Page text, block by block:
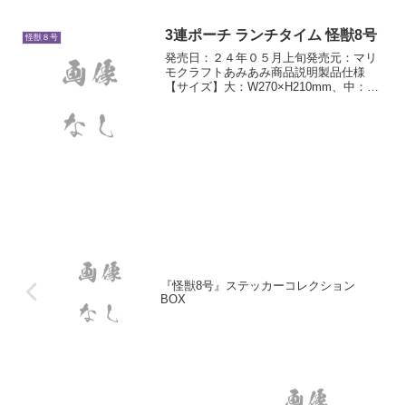
怪獣８号 3連ポーチ ランチタイム 怪獣8号
発売日：２４年０５月上旬発売元：マリ
モクラフトあみあみ商品説明製品仕様
【サイズ】大：W270×H210mm、中：
『怪獣8号』ステッカーコレクション
BOX